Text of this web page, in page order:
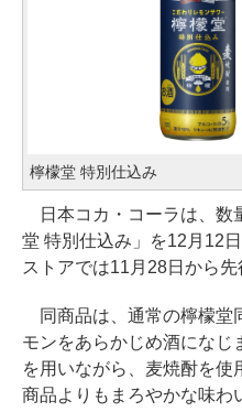
檸檬堂 特別仕込み
日本コカ・コーラは、数
堂 特別仕込み」を12月12
ストアでは11月28日から先
同商品は、通常の檸檬堂
モンをあらかじめ酒になじ
を用いながら、麦焼酎を使
商品よりもまろやかな味わ